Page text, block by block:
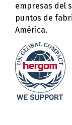
empresas del
puntos de
América.